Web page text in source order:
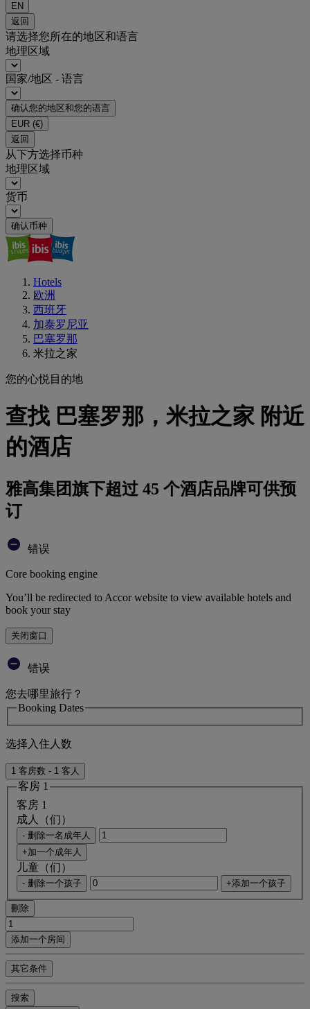
EN
返回
请选择您所在的地区和语言
地理区域
国家/地区 - 语言
确认您的地区和您的语言
EUR (€)
返回
从下方选择币种
地理区域
货币
确认币种
Hotels
欧洲
西班牙
加泰罗尼亚
巴塞罗那
米拉之家
您的心悦目的地
查找 巴塞罗那，米拉之家 附近
的酒店
雅高集团旗下超过 45 个酒店品牌可供预
订
错误
Core booking engine
You’ll be redirected to Accor website to view available hotels and
book your stay
关闭窗口
错误
您去哪里旅行？
Booking Dates
选择入住人数
1 客房数 - 1 客人
客房 1
客房 1
成人（们）
- 删除一名成年人
+加一个成年人
儿童（们）
- 删除一个孩子 +添加一个孩子
刪除
添加一个房间
其它条件
搜索